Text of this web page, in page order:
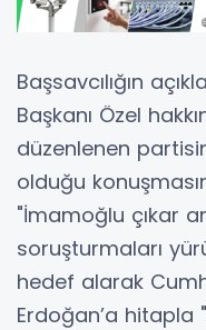
Başsavcılığın
Başkanı Özel
düzenlenen
olduğu
"İmamoğlu çıkar
soruşturmaları
hedef alarak
Erdoğan’a hitapla